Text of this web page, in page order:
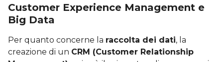
Customer Experience Management e
Big Data
Per quanto concerne la raccolta dei dati, la
creazione di un CRM (Customer Relationship